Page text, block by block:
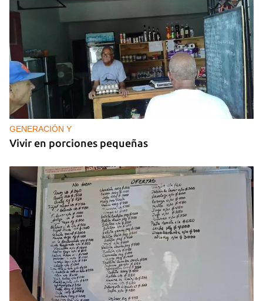
GENERACIÓN Y
Vivir en porciones pequeñas